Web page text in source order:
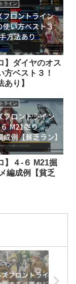
ライン
】ダイヤのオス
方ベスト３！
あり】
ライン
】４-６ M21掘
編成例【貧乏